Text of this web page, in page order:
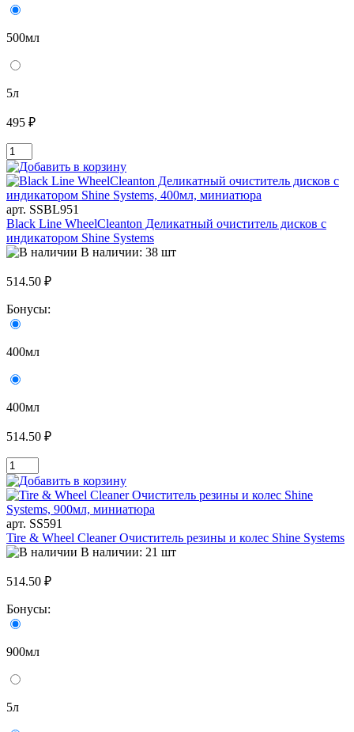
500мл
5л
495 ₽
арт. SSBL951
Black Line WheelCleanton Деликатный очиститель дисков с
индикатором Shine Systems
В наличии: 38 шт
514.50 ₽
Бонусы:
400мл
400мл
514.50 ₽
арт. SS591
Tire & Wheel Cleaner Очиститель резины и колес Shine Systems
В наличии: 21 шт
514.50 ₽
Бонусы:
900мл
5л